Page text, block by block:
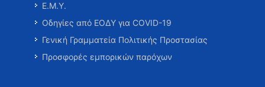
Ε.Μ.Υ.
Οδηγίες από ΕΟΔΥ για COVID-19
Γενική Γραμματεία Πολιτικής Προστασίας
Προσφορές εμπορικών παρόχων